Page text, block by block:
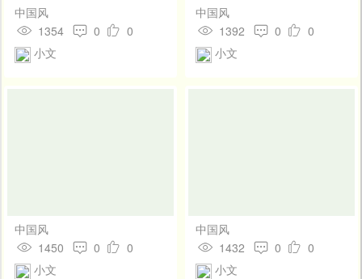
中国风
1354
0
0
小文
中国风
1392
0
0
小文
中国风
1450
0
0
小文
中国风
1432
0
0
小文